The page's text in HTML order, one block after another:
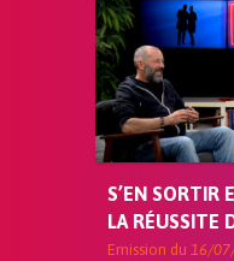
S’EN SORTIR
LA RÉUSSITE
Emission du 16/